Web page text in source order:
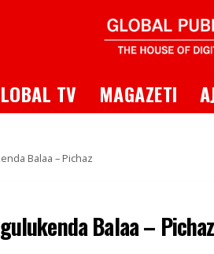
Dropdown
TV MAGAZETI
Balaa – Pichaz
Balaa – Pichaz